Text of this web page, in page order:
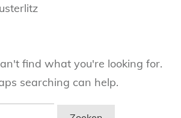
find what you're looking for.
searching can help.